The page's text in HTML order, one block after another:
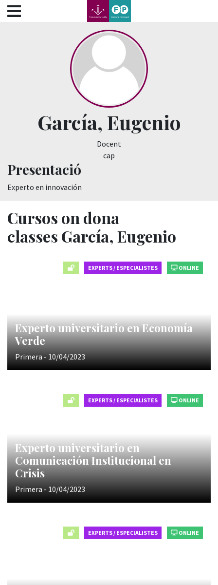
???label.access.jump.content???
???label.access.jump.header???
???label.access.jump.footer???
???label.access.jump.menu???
García, Eugenio
Docent
cap
Presentació
Experto en innovación
Cursos on dona
classes García, Eugenio
EXPERTS / ESPECIALISTES ONLINE
Experto universitario en Economía
Verde
Primera - 10/04/2023
EXPERTS / ESPECIALISTES ONLINE
Experto universitario en
Comunicación Institucional en
Crisis
Primera - 10/04/2023
EXPERTS / ESPECIALISTES ONLINE